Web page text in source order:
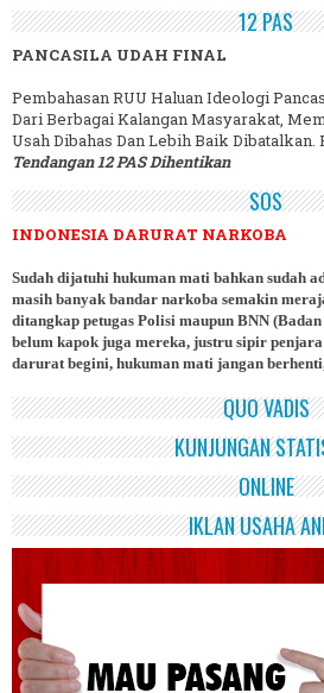
12 PAS
PANCASILA UDAH FINAL
Pembahasan RUU Haluan Ideologi
Dari Berbagai Kalangan Masyarakat,
Usah Dibahas Dan Lebih Baik Dibatalkan.
Tendangan 12 PAS Dihentikan
SOS
INDONESIA DARURAT NARKOBA
Sudah dijatuhi hukuman mati bahkan sudah
masih banyak bandar narkoba semakin
ditangkap petugas Polisi maupun BNN
belum kapok juga mereka, justru sipir
darurat begini, hukuman mati jangan
QUO VADIS
KUNJUNGAN
ONLINE
IKLAN USAHA